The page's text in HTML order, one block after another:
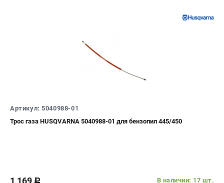
Артикул: 5040988-01
Трос газа HUSQVARNA 5040988-01 для бензопил 445/450
В наличии: 17 шт.